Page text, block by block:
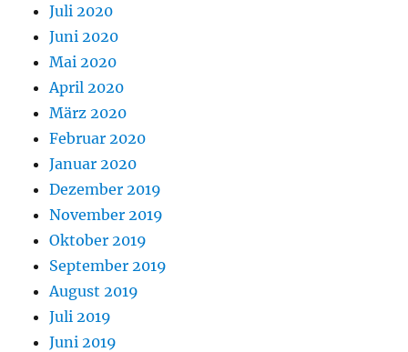
Juli 2020
Juni 2020
Mai 2020
April 2020
März 2020
Februar 2020
Januar 2020
Dezember 2019
November 2019
Oktober 2019
September 2019
August 2019
Juli 2019
Juni 2019